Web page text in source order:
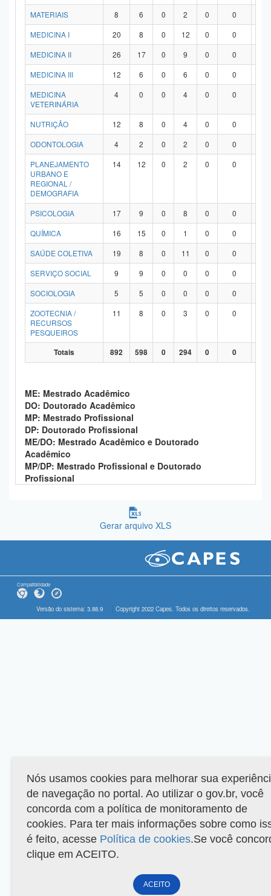
MATERIAIS 8 6 0 2 0 0
MEDICINA I
20 8 0 12 0 0
MEDICINA II
26 17 0 9 0 0
MEDICINA III
12 6 0 6 0 0
MEDICINA
VETERINÁRIA
4 0 0 4 0 0
NUTRIÇÃO 12 8 0 4 0 0
ODONTOLOGIA
4 2 0 2 0 0
PLANEJAMENTO
URBANO E
REGIONAL /
DEMOGRAFIA
14 12 0 2 0 0
PSICOLOGIA 17 9 0 8 0 0
QUÍMICA
16 15 0 1 0 0
SAÚDE COLETIVA
19 8 0 11 0 0
SERVIÇO SOCIAL
9 9 0 0 0 0
SOCIOLOGIA
5 5 0 0 0 0
ZOOTECNIA /
RECURSOS
PESQUEIROS
11 8 0 3 0 0
Totais 892 598 0 294 0 0
ME: Mestrado Acadêmico
DO: Doutorado Acadêmico
MP: Mestrado Profissional
DP: Doutorado Profissional
ME/DO: Mestrado Acadêmico e Doutorado
Acadêmico
MP/DP: Mestrado Profissional e Doutorado
Profissional
Gerar arquivo XLS
Compatibilidade
Versão do sistema: 3.88.9 Copyright 2022 Capes. Todos os direitos reservados.
Nós usamos cookies para melhorar sua
de navegação no portal. Ao utilizar o gov.br, você
concorda com a política de monitoramento de
cookies. Para ter mais informações sobre como
é feito, acesse Política de cookies.Se você
clique em ACEITO.
ACEITO